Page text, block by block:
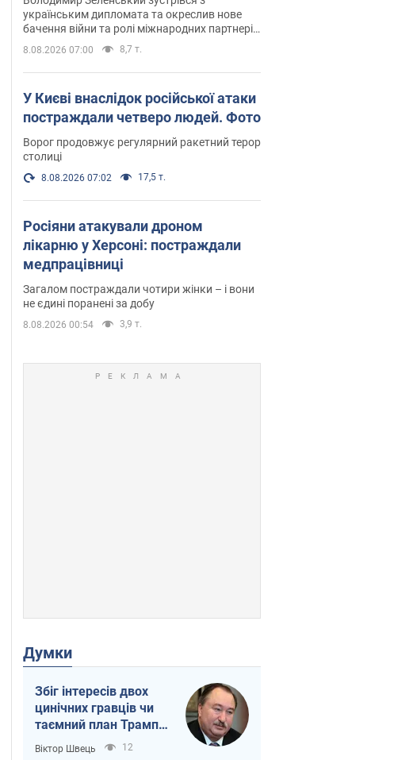
українським дипломата та окреслив нове
бачення війни та ролі міжнародних партнерів
у боротьбі з Росією
8.08.2026 07:00 8,7 т.
У Києві внаслідок російської атаки
постраждали четверо людей. Фото
Ворог продовжує регулярний ракетний терор
столиці
8.08.2026 07:02 17,5 т.
Росіяни атакували дроном
лікарню у Херсоні: постраждали
медпрацівниці
Загалом постраждали чотири жінки – і вони
не єдині поранені за добу
8.08.2026 00:54 3,9 т.
Думки
Збіг інтересів двох
цинічних гравців чи
таємний план Трампа
і Путіна?
Віктор Швець 12